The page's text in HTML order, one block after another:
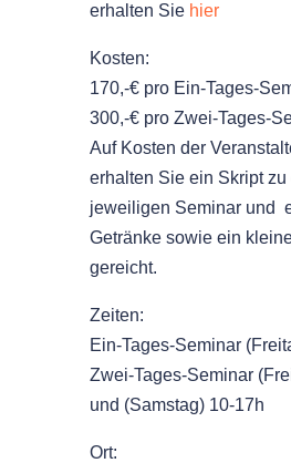
erhalten Sie hier
Kosten:
170,-€ pro Ein-Tages-
300,-€ pro Zwei-Tages-
Auf Kosten der
erhalten Sie ein Skript zu
jeweiligen Seminar und
Getränke sowie ein
gereicht.
Zeiten:
Ein-Tages-Seminar
Zwei-Tages-Seminar
und (Samstag) 10-17h
Ort: